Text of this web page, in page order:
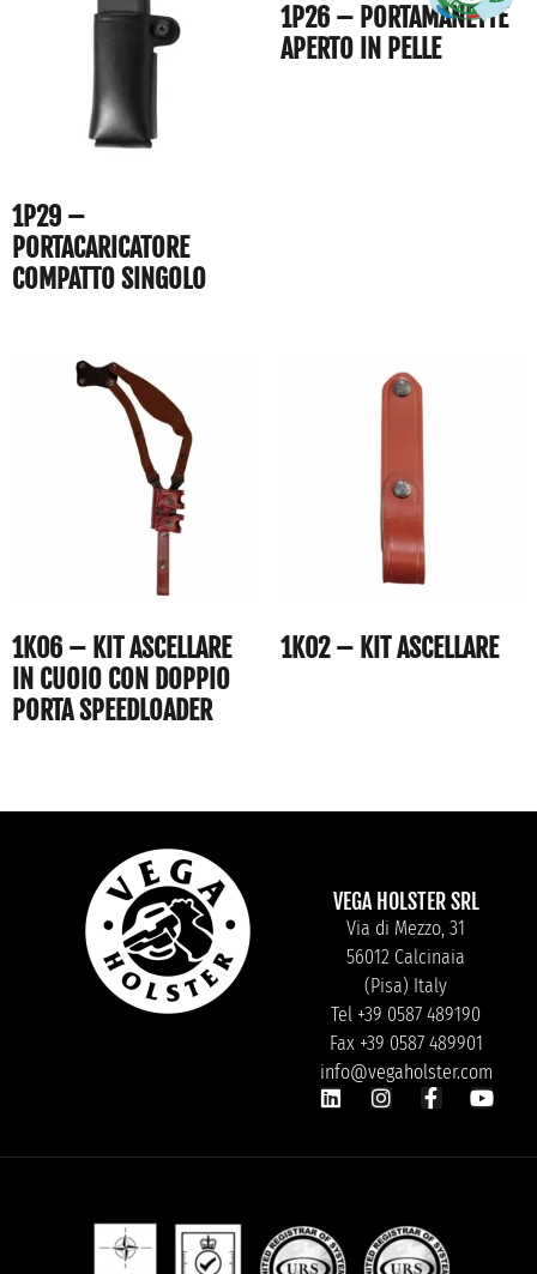
1P29 –
PORTACARICATORE
COMPATTO SINGOLO
1P26 – PORTAMANETTE
APERTO IN PELLE
1K06 – KIT ASCELLARE
IN CUOIO CON DOPPIO
PORTA SPEEDLOADER
1K02 – KIT ASCELLARE
VEGA HOLSTER SRL
Via di Mezzo, 31
56012 Calcinaia
(Pisa) Italy
Tel +39 0587 489190
Fax +39 0587 489901
info@vegaholster.com